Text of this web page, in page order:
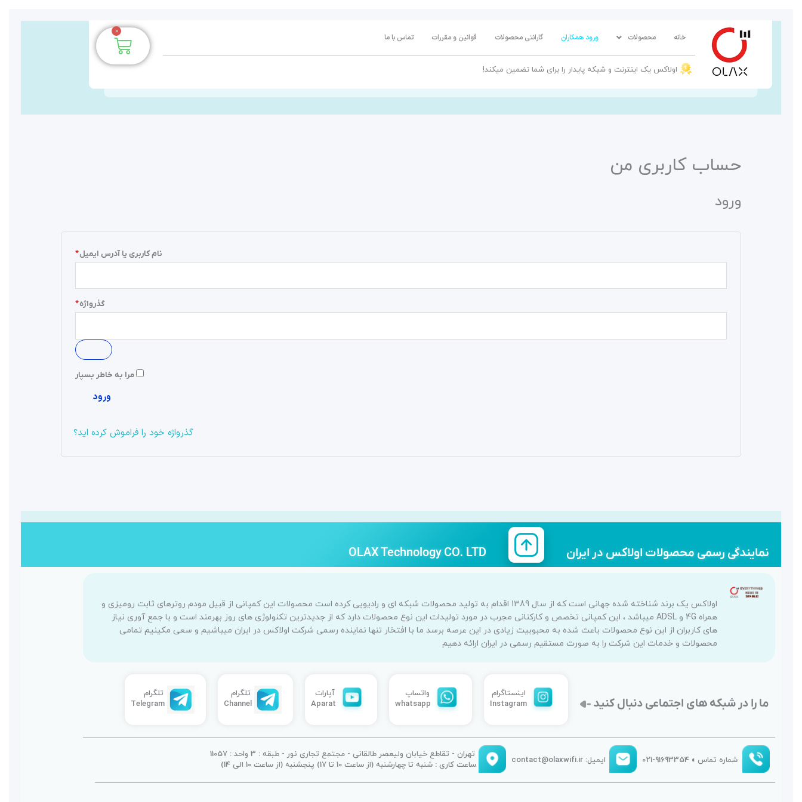
خانه محصولات ورود همکاران گارانتی محصولات قوانین و مقررات تماس با ما
اولاکس یک اینترنت و شبکه پایدار را برای شما تضمین میکند!
0
سبد
خرید
حساب کاربری من
ورود
نام کاربری یا آدرس ایمیل*
گذرواژه*
مرا به خاطر بسپار
ورود
گذرواژه خود را فراموش کرده اید؟
نمایندگی رسمی محصولات اولاکس در ایران OLAX Technology CO. LTD
اولاکس یک برند شناخته شده جهانی است که از سال 1389 اقدام به تولید محصولات شبکه ای و رادیویی کرده است محصولات این کمپانی از قبیل مودم روترهای ثابت رومیزی و
همراه 4G و ADSL میباشد ، این کمپانی تخصص و کارکنانی مجرب در مورد تولیدات این نوع محصولات دارد که از جدیدترین تکنولوژی های روز بهرمند است و با جمع آوری نیاز
های کاربران از این نوع محصولات باعث شده به محبوبیت زیادی در این عرصه برسد ما با افتخار تنها نماینده رسمی شرکت اولاکس در ایران میباشیم و سعی مکینیم تمامی
محصولات و خدمات این شرکت را به صورت مستقیم رسمی در ایران ارائه دهیم
ما را در شبکه های اجتماعی دنبال کنید
اینستاگرام
Instagram
واتساپ
whatsapp
آپارات
Aparat
تلگرام
Channel
تلگرام
Telegram
شماره تماس » 91693354-021 ایمیل: contact@olaxwifi.ir
تهران - تقاطع خیابان ولیعصر طالقانی - مجتمع تجاری نور - طبقه : 3 واحد : 11057
ساعت کاری : شنبه تا چهارشنبه (از ساعت 10 تا 17) پنجشنبه (از ساعت 10 الی 14)